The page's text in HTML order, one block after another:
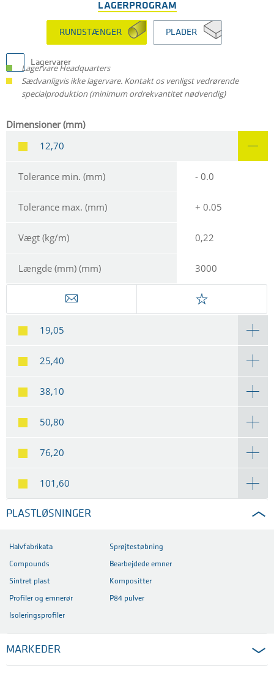
LAGERPROGRAM
RUNDSTÆNGER PLADER
Lagervarer
Lagervare Headquarters
Sædvanligvis ikke lagervare. Kontakt os venligst vedrørende
specialproduktion (minimum ordrekvantitet nødvendig)
Dimensioner (mm)
12,70
Tolerance min. (mm) - 0.0
Tolerance max. (mm) + 0.05
Vægt (kg/m) 0,22
Længde (mm) (mm) 3000
19,05
25,40
38,10
50,80
76,20
101,60
PLASTLØSNINGER
Halvfabrikata
Compounds
Sintret plast
Profiler og emnerør
Sprøjtestøbning
Bearbejdede emner
Kompositter
P84 pulver
Isoleringsprofiler
MARKEDER